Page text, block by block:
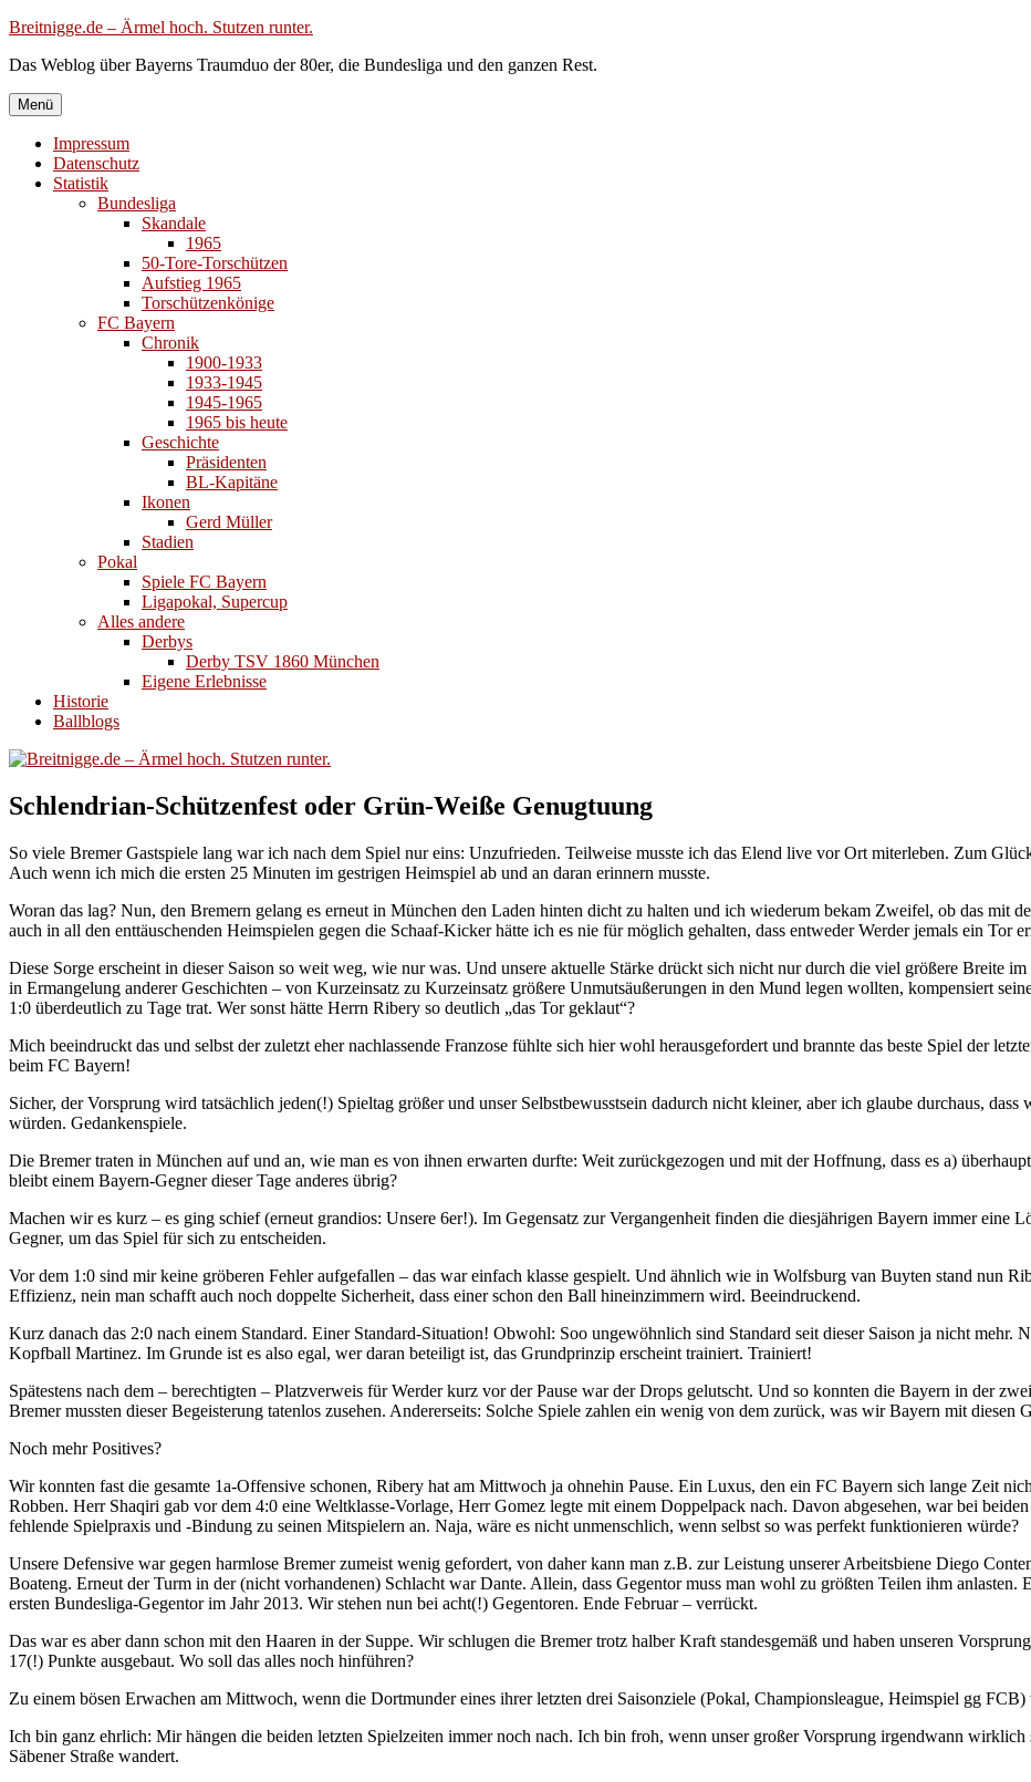
Zum
springen
Breitnigge.de – Ärmel hoch. Stutzen runter.
Das Weblog über Bayerns Traumduo der 80er, die Bundesliga und den ganzen Rest.
Menü
Impressum
Datenschutz
Statistik
Bundesliga
Skandale
1965
50-Tore-Torschützen
Aufstieg 1965
Torschützenkönige
FC Bayern
Chronik
1900-1933
1933-1945
1945-1965
1965 bis heute
Geschichte
Präsidenten
BL-Kapitäne
Ikonen
Gerd Müller
Stadien
Pokal
Spiele FC Bayern
Ligapokal, Supercup
Alles andere
Derbys
Derby TSV 1860 München
Eigene Erlebnisse
Historie
Ballblogs
Schlendrian-Schützenfest oder Grün-Weiße Genugtuung
So viele Bremer Gastspiele lang war ich nach dem Spiel nur eins: Unzufrieden. Teilweise musste ich das Elend live vor Ort miterleben. Zum
Auch wenn ich mich die ersten 25 Minuten im gestrigen Heimspiel ab und an daran erinnern musste.
Woran das lag? Nun, den Bremern gelang es erneut in München den Laden hinten dicht zu halten und ich wiederum bekam Zweifel, ob das mit
auch in all den enttäuschenden Heimspielen gegen die Schaaf-Kicker hätte ich es nie für möglich gehalten, dass entweder Werder jemals ein Tor
Diese Sorge erscheint in dieser Saison so weit weg, wie nur was. Und unsere aktuelle Stärke drückt sich nicht nur durch die viel größere Breite
in Ermangelung anderer Geschichten – von Kurzeinsatz zu Kurzeinsatz größere Unmutsäußerungen in den Mund legen wollten, kompensiert
1:0 überdeutlich zu Tage trat. Wer sonst hätte Herrn Ribery so deutlich „das Tor geklaut“?
Mich beeindruckt das und selbst der zuletzt eher nachlassende Franzose fühlte sich hier wohl herausgefordert und brannte das beste Spiel der
beim FC Bayern!
Sicher, der Vorsprung wird tatsächlich jeden(!) Spieltag größer und unser Selbstbewusstsein dadurch nicht kleiner, aber ich glaube durchaus,
würden. Gedankenspiele.
Die Bremer traten in München auf und an, wie man es von ihnen erwarten durfte: Weit zurückgezogen und mit der Hoffnung, dass es a)
bleibt einem Bayern-Gegner dieser Tage anderes übrig?
Machen wir es kurz – es ging schief (erneut grandios: Unsere 6er!). Im Gegensatz zur Vergangenheit finden die diesjährigen Bayern immer eine
Gegner, um das Spiel für sich zu entscheiden.
Vor dem 1:0 sind mir keine gröberen Fehler aufgefallen – das war einfach klasse gespielt. Und ähnlich wie in Wolfsburg van Buyten stand nun
Effizienz, nein man schafft auch noch doppelte Sicherheit, dass einer schon den Ball hineinzimmern wird. Beeindruckend.
Kurz danach das 2:0 nach einem Standard. Einer Standard-Situation! Obwohl: Soo ungewöhnlich sind Standard seit dieser Saison ja nicht mehr.
Kopfball Martinez. Im Grunde ist es also egal, wer daran beteiligt ist, das Grundprinzip erscheint trainiert. Trainiert!
Spätestens nach dem – berechtigten – Platzverweis für Werder kurz vor der Pause war der Drops gelutscht. Und so konnten die Bayern in der
Bremer mussten dieser Begeisterung tatenlos zusehen. Andererseits: Solche Spiele zahlen ein wenig von dem zurück, was wir Bayern mit diesen
Noch mehr Positives?
Wir konnten fast die gesamte 1a-Offensive schonen, Ribery hat am Mittwoch ja ohnehin Pause. Ein Luxus, den ein FC Bayern sich lange Zeit
Robben. Herr Shaqiri gab vor dem 4:0 eine Weltklasse-Vorlage, Herr Gomez legte mit einem Doppelpack nach. Davon abgesehen, war bei
fehlende Spielpraxis und -Bindung zu seinen Mitspielern an. Naja, wäre es nicht unmenschlich, wenn selbst so was perfekt funktionieren würde?
Unsere Defensive war gegen harmlose Bremer zumeist wenig gefordert, von daher kann man z.B. zur Leistung unserer Arbeitsbiene Diego
Boateng. Erneut der Turm in der (nicht vorhandenen) Schlacht war Dante. Allein, dass Gegentor muss man wohl zu größten Teilen ihm anlasten.
ersten Bundesliga-Gegentor im Jahr 2013. Wir stehen nun bei acht(!) Gegentoren. Ende Februar – verrückt.
Das war es aber dann schon mit den Haaren in der Suppe. Wir schlugen die Bremer trotz halber Kraft standesgemäß und haben unseren
17(!) Punkte ausgebaut. Wo soll das alles noch hinführen?
Zu einem bösen Erwachen am Mittwoch, wenn die Dortmunder eines ihrer letzten drei Saisonziele (Pokal, Championsleague, Heimspiel gg
Ich bin ganz ehrlich: Mir hängen die beiden letzten Spielzeiten immer noch nach. Ich bin froh, wenn unser großer Vorsprung irgendwann
Säbener Straße wandert.